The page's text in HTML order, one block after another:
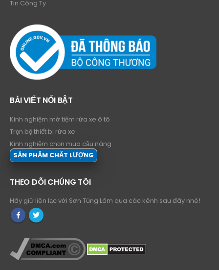
Tin Công Ty
BÀI VIẾT NỔI BẬT
Kinh nghiệm mở tiệm rửa xe ô tô
Trọn bộ thiết bị rửa xe
Kinh nghiệm chọn mua cầu nâng
SẢN PHẨM CHẤT LƯỢNG
THEO DÕI CHÚNG TÔI
Hãy giữ liên lạc với Sơn Tùng Lâm qua các kênh sau đây nhé!